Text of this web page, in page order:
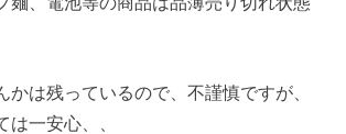
かは残っているので、不謹慎ですが、
は一安心、、